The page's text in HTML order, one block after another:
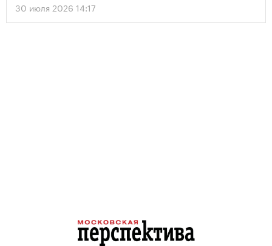
30 июля 2026 14:17